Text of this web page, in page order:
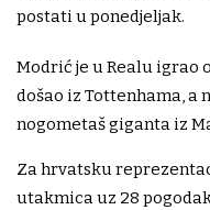
postati u ponedjeljak.
Modrić je u Realu igrao
došao iz Tottenhama, a
nogometaš giganta iz
Za hrvatsku
utakmica uz 28